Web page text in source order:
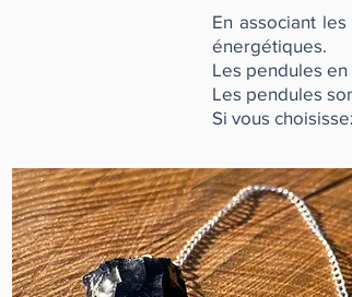
En associant
énergétiques.
Les pendules
Les pendules
Si vous